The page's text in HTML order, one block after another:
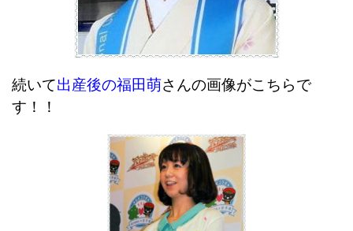
続いて出産後の福田萌さんの画像がこちらで
す！！